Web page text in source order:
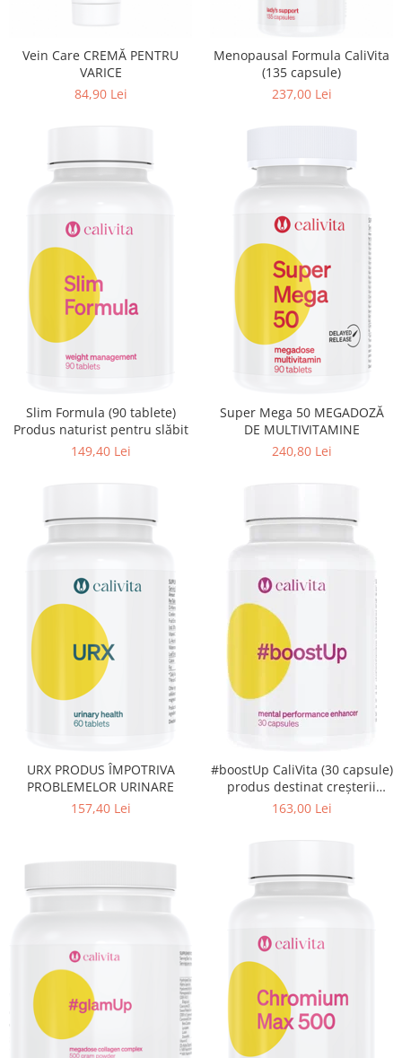
Pentru femei
Slabit
Vein Care CREMĂ PENTRU
VARICE
84,90 Lei
Menopausal Formula CaliVita
(135 capsule)
237,00 Lei
Slim Formula (90 tablete)
Produs naturist pentru slăbit
149,40 Lei
Super Mega 50 MEGADOZĂ
DE MULTIVITAMINE
240,80 Lei
URX PRODUS ÎMPOTRIVA
PROBLEMELOR URINARE
157,40 Lei
#boostUp CaliVita (30 capsule)
produs destinat creşterii
productivităţii
163,00 Lei